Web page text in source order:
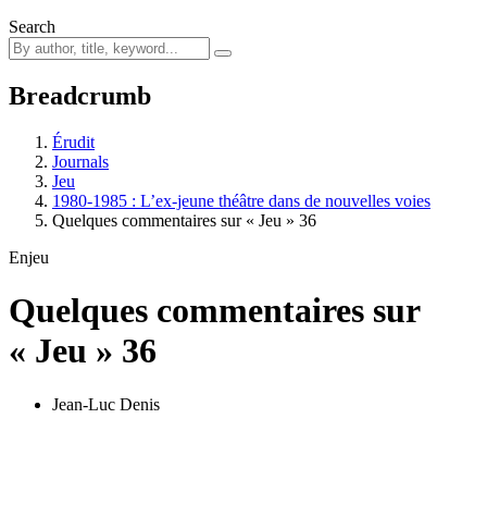
Search
Breadcrumb
Érudit
Journals
Jeu
1980-1985 : L’ex-jeune théâtre dans de nouvelles voies
Quelques commentaires sur « Jeu » 36
Enjeu
Quelques commentaires sur
« Jeu » 36
Jean-Luc Denis